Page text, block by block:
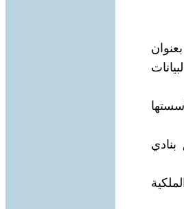
بعنوان
أسستها
بنادي